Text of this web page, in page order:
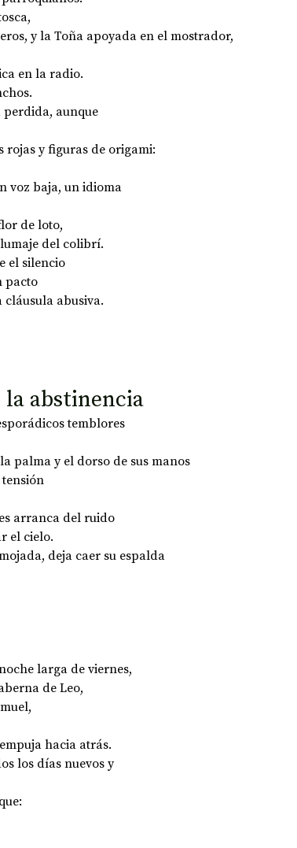
y la Toña apoyada en el mostrador,
en la radio.
perdida, aunque
rojas y figuras de origami:
voz baja, un idioma
de loto,
del colibrí.
el silencio
pacto
cláusula abusiva.
la abstinencia
temblores
palma y el dorso de sus manos
arranca del ruido
el cielo.
deja caer su espalda
larga de viernes,
de Leo,
hacia atrás.
los días nuevos y